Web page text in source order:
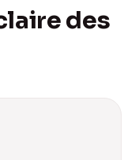
des